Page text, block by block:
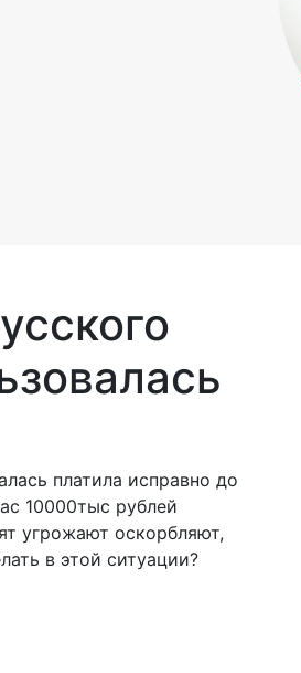
платила исправно до
10000тыс рублей
угрожают оскорбляют,
в этой ситуации?